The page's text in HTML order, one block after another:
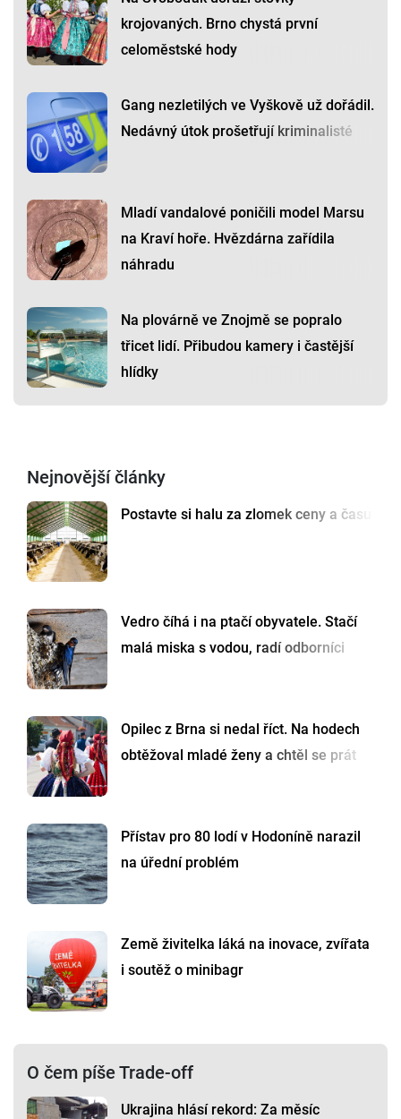
krojovaných. Brno chystá první
celoměstské hody
Gang nezletilých ve Vyškově už dořádil.
Nedávný útok prošetřují kriminalisté
Mladí vandalové poničili model Marsu
na Kraví hoře. Hvězdárna zařídila
náhradu
Na plovárně ve Znojmě se popralo
třicet lidí. Přibudou kamery i častější
hlídky
Nejnovější články
Postavte si halu za zlomek ceny a času
Vedro číhá i na ptačí obyvatele. Stačí
malá miska s vodou, radí odborníci
Opilec z Brna si nedal říct. Na hodech
obtěžoval mladé ženy a chtěl se prát
Přístav pro 80 lodí v Hodoníně narazil
na úřední problém
Země živitelka láká na inovace, zvířata
i soutěž o minibagr
O čem píše Trade-off
Ukrajina hlásí rekord: Za měsíc